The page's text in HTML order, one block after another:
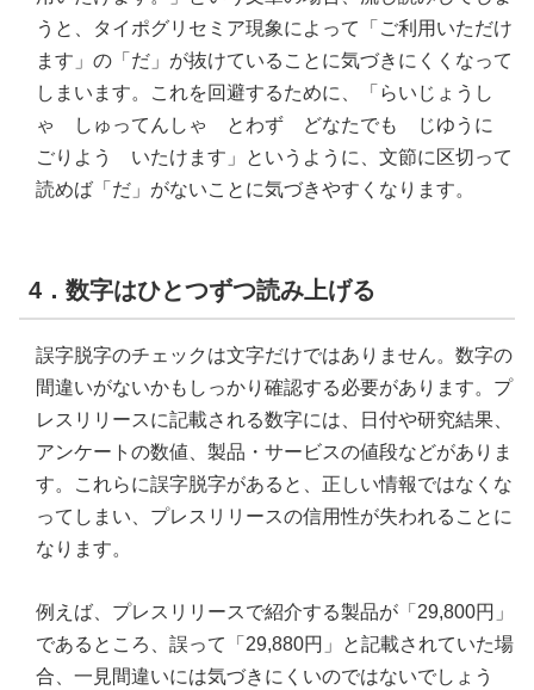
うと、タイポグリセミア現象によって「ご利用いただけ
ます」の「だ」が抜けていることに気づきにくくなって
しまいます。これを回避するために、「らいじょうし
ゃ しゅってんしゃ とわず どなたでも じゆうに
ごりよう いたけます」というように、文節に区切って
読めば「だ」がないことに気づきやすくなります。
4．数字はひとつずつ読み上げる
誤字脱字のチェックは文字だけではありません。数字の
間違いがないかもしっかり確認する必要があります。プ
レスリリースに記載される数字には、日付や研究結果、
アンケートの数値、製品・サービスの値段などがありま
す。これらに誤字脱字があると、正しい情報ではなくな
ってしまい、プレスリリースの信用性が失われることに
なります。
例えば、プレスリリースで紹介する製品が「29,800円」
であるところ、誤って「29,880円」と記載されていた場
合、一見間違いには気づきにくいのではないでしょう